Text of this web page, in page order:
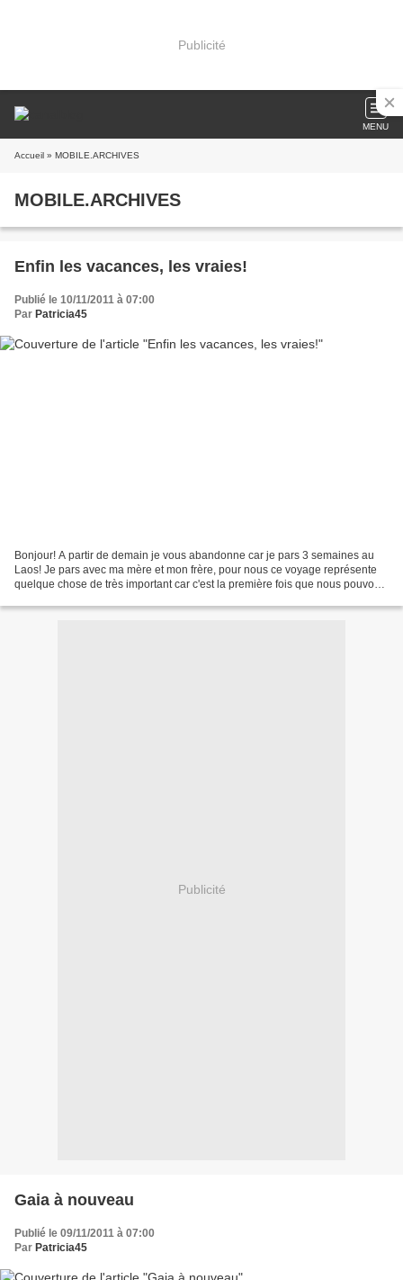
Publicité
MENU
Accueil » MOBILE.ARCHIVES
MOBILE.ARCHIVES
Enfin les vacances, les vraies!
Publié le 10/11/2011 à 07:00
Par Patricia45
Bonjour! A partir de demain je vous abandonne car je pars 3 semaines au
Laos! Je pars avec ma mère et mon frère, pour nous ce voyage représente
quelque chose de très important car c'est la première fois que nous pouvons
Publicité
Gaia à nouveau
Publié le 09/11/2011 à 07:00
Par Patricia45